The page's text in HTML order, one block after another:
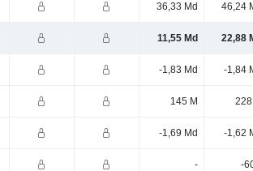
36,33 Md 46,24
11,55 Md 22,88
-1,83 Md -1,84
145 M 228
-1,69 Md -1,62
- -